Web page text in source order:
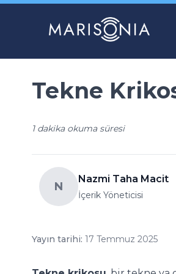
Tekne
1 dakika okuma süresi
N
Nazmi Taha Macit
İçerik Yöneticisi
Yayın tarihi: 17 Temmuz 2025